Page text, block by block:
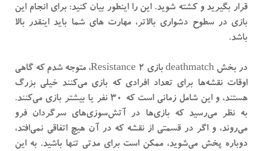
قرار بگیرید و کشته شوید. این را اینطور بیان کنید: برای انجام این
بازی در سطوح دشواری بالاتر، مهارت های شما باید اینقدر بالا
باشد.
در بخش deathmatch بازی Resistance 2، متوجه شدم که گاهی
اوقات نقشه‌ها برای تعداد افرادی که بازی می‌کنند خیلی بزرگ
هستند، و این شامل زمانی است که 30 نفر یا بیشتر بازی می‌کنند.
به نظر می‌رسید که بازی‌ها در آتش‌سوزی‌های سرگردان فرو
می‌روند، و اگر در قسمتی از نقشه که در آن هیچ اتفاقی نمی‌افتد،
دوباره پخش می‌شوید، ممکن است برای مدتی تنها باشید. به این